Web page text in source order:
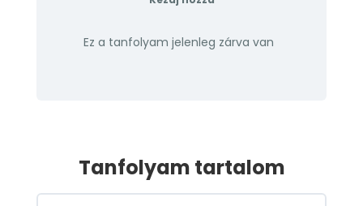
Ez a tanfolyam jelenleg zárva van
Tanfolyam tartalom